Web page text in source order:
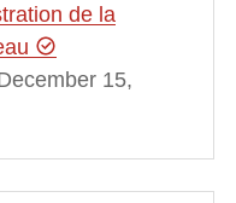
de la
15,